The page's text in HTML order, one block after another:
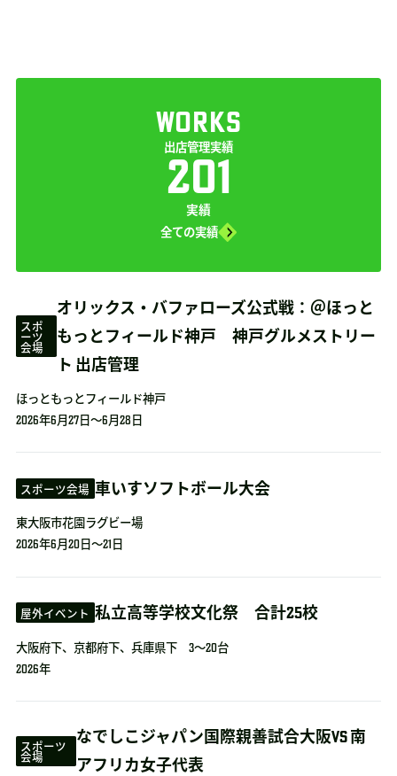
WORKS
出店管理実績
201
実績
全ての実績
スポ
ーツ
会場
オリックス・バファローズ公式戦：＠ほっと
もっとフィールド神戸 神戸グルメストリー
ト 出店管理
ほっともっとフィールド神戸
2026年6月27日～6月28日
スポーツ会場 車いすソフトボール大会
東大阪市花園ラグビー場
2026年6月20日～21日
屋外イベント 私立高等学校文化祭 合計25校
大阪府下、京都府下、兵庫県下 3～20台
2026年
スポーツ
会場
なでしこジャパン国際親善試合大阪VS 南
アフリカ女子代表